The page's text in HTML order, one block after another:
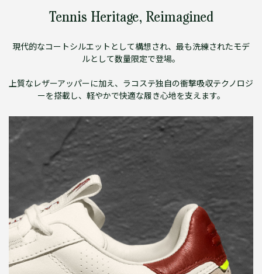
Tennis Heritage, Reimagined
現代的なコートシルエットとして構想され、最も洗練されたモデ
ルとして数量限定で登場。
上質なレザーアッパーに加え、ラコステ独自の衝撃吸収テクノロジ
ーを搭載し、軽やかで快適な履き心地を支えます。